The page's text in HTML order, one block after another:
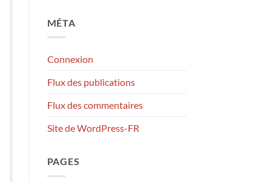
MÉTA
Connexion
Flux des publications
Flux des commentaires
Site de WordPress-FR
PAGES